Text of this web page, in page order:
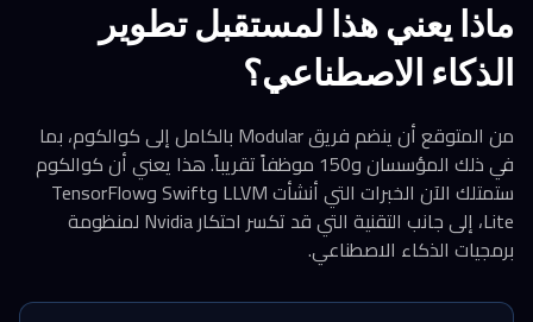
ماذا يعني هذا لمستقبل تطوير
الذكاء الاصطناعي؟
من المتوقع أن ينضم فريق Modular بالكامل إلى كوالكوم، بما
في ذلك المؤسسان و150 موظفاً تقريباً. هذا يعني أن كوالكوم
ستمتلك الآن الخبرات التي أنشأت LLVM وSwift وTensorFlow
Lite، إلى جانب التقنية التي قد تكسر احتكار Nvidia لمنظومة
برمجيات الذكاء الاصطناعي.